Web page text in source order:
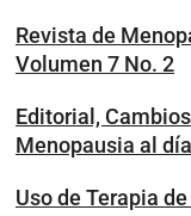
Revista de
Volumen 7 No. 2
Editorial,
Menopausia al
Uso de Terapia